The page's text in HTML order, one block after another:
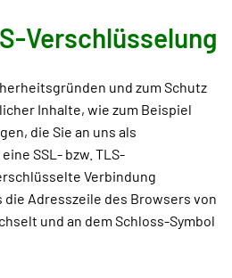
Verschlüsselung
und zum Schutz
Inhalte, wie zum Beispiel
die Sie an uns als
SSL- bzw. TLS-
Verbindung
die Adresszeile des Browsers von
und an dem Schloss-Symbol